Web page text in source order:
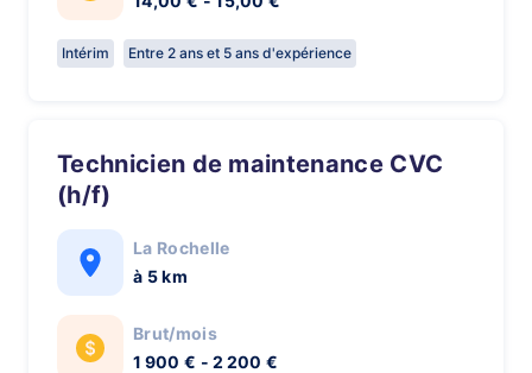
Intérim Entre 2 ans et 5 ans d'expérience
Technicien de maintenance CVC
(h/f)
La Rochelle
à 5 km
Brut/mois
1 900 € - 2 200 €